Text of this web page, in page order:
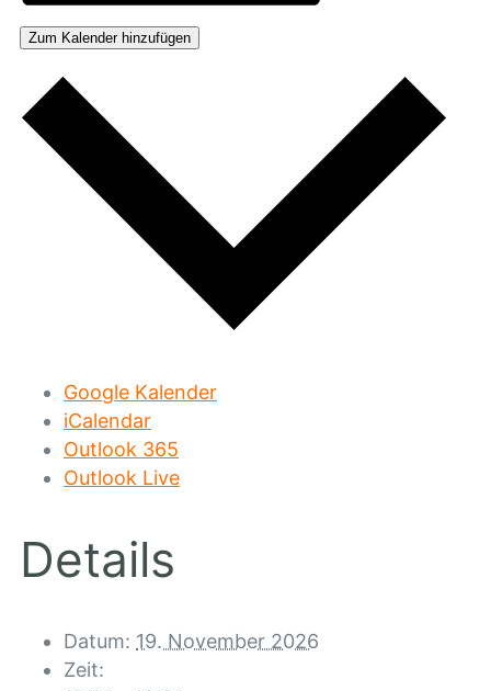
Zum Kalender hinzufügen
Google Kalender
iCalendar
Outlook 365
Outlook Live
Details
Datum: 19. November 2026
Zeit: